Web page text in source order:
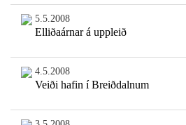
5.5.2008
Elliðaárnar á uppleið
4.5.2008
Veiði hafin í Breiðdalnum